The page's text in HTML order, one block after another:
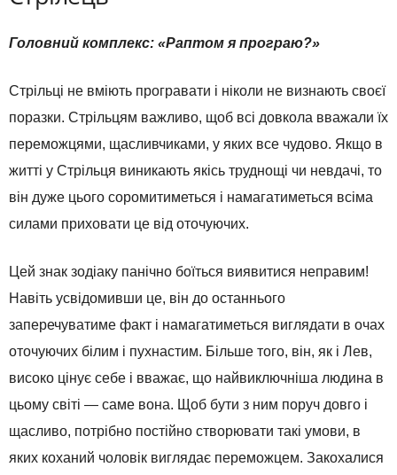
Головний комплекс: «Раптом я програю?»
Стрільці не вміють програвати і ніколи не визнають своєї
поразки. Стрільцям важливо, щоб всі довкола вважали їх
переможцями, щасливчиками, у яких все чудово. Якщо в
житті у Стрільця виникають якісь труднощі чи невдачі, то
він дуже цього соромитиметься і намагатиметься всіма
силами приховати це від оточуючих.
Цей знак зодіаку панічно боїться виявитися неправим!
Навіть усвідомивши це, він до останнього
заперечуватиме факт і намагатиметься виглядати в очах
оточуючих білим і пухнастим. Більше того, він, як і Лев,
високо цінує себе і вважає, що найвиключніша людина в
цьому світі — саме вона. Щоб бути з ним поруч довго і
щасливо, потрібно постійно створювати такі умови, в
яких коханий чоловік виглядає переможцем. Закохалися